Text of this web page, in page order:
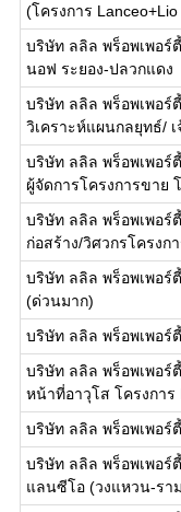
(โครงการ
บริษัท ลลิล พร็อพเพอร์
นอฟ ระยอง-ปลวกแดง
บริษัท ลลิล พร็อพเพอร์
วิเคราะห์แผนกลยุทธ์/
บริษัท ลลิล พร็อพเพอร์
ผู้จัดการโครงการขาย
บริษัท ลลิล พร็อพเพอร์
ก่อสร้าง/วิศวกรโครง
บริษัท ลลิล พร็อพเพอร์
(ด่วนมาก)
บริษัท ลลิล พร็อพเพอร์
บริษัท ลลิล พร็อพเพอร์
หน้าที่อาวุโส โครงกา
บริษัท ลลิล พร็อพเพอร์
บริษัท ลลิล พร็อพเพอร์
แลนซีโอ (วงแหวน-รา